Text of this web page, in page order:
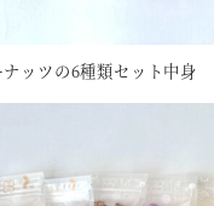
ッツの6種類セット中身